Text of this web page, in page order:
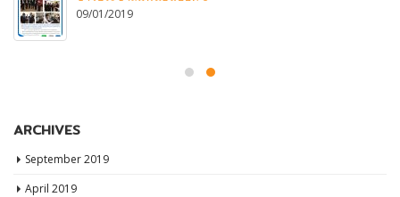
09/01/2019
ARCHIVES
September 2019
April 2019